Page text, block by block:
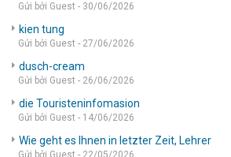
Gửi bởi Guest - 30/06/2026
kien tung
Gửi bởi Guest - 27/06/2026
dusch-cream
Gửi bởi Guest - 26/06/2026
die Touristeninfomasion
Gửi bởi Guest - 14/06/2026
Wie geht es Ihnen in letzter Zeit, Lehrer
Gửi bởi Guest - 22/05/2026